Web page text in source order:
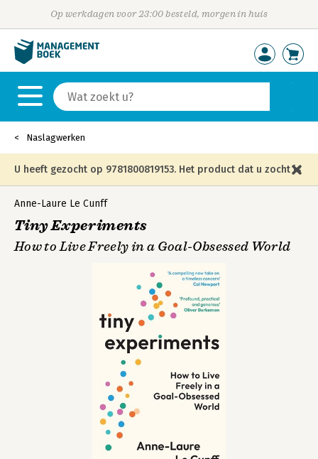
Op werkdagen voor 23:00 besteld, morgen in huis
Naslagwerken
U heeft gezocht op 9781800819153. Het product dat u zocht is
niet meer in die editie leverbaar en is vervangen door de
onderstaande editie.
Anne-Laure Le Cunff
Tiny Experiments
How to Live Freely in a Goal-Obsessed World